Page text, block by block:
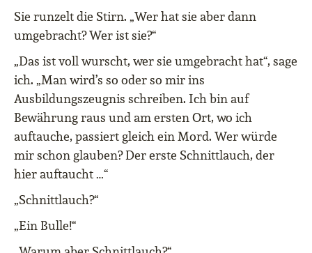
Sie runzelt die Stirn. „Wer hat sie aber dann
umgebracht? Wer ist sie?“
„Das ist voll wurscht, wer sie umgebracht hat“, sage
ich. „Man wird’s so oder so mir ins
Ausbildungszeugnis schreiben. Ich bin auf
Bewährung raus und am ersten Ort, wo ich
auftauche, passiert gleich ein Mord. Wer würde
mir schon glauben? Der erste Schnittlauch, der
hier auftaucht …“
„Schnittlauch?“
„Ein Bulle!“